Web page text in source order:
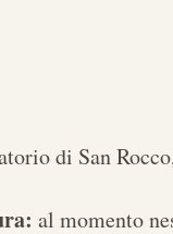
di San
al momento